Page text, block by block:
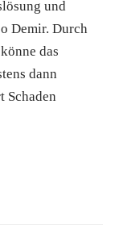
und
Demir. Durch
das
dann
Schaden